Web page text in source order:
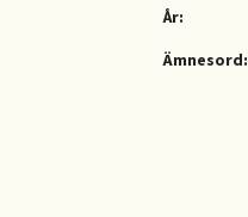
År:
Ämnesord: